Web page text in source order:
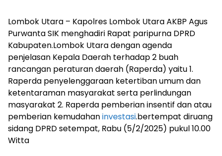
Lombok Utara – Kapolres Lombok Utara AKBP Agus
Purwanta SIK menghadiri Rapat paripurna DPRD
Kabupaten.Lombok Utara dengan agenda
penjelasan Kepala Daerah terhadap 2 buah
rancangan peraturan daerah (Raperda) yaitu 1.
Raperda penyelenggaraan ketertiban umum dan
ketentaraman masyarakat serta perlindungan
masyarakat 2. Raperda pemberian insentif dan atau
pemberian kemudahaninvestasi.bertempat diruang
sidang DPRD setempat, Rabu (5/2/2025) pukul 10.00
Witta